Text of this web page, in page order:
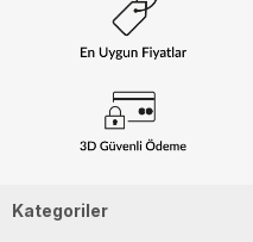
Kategoriler